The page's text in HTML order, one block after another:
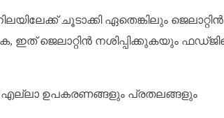
ചൂടാക്കി ഏതെങ്കിലും ജെലാറ്റിൻ
ഇത് ജെലാറ്റിൻ നശിപ്പിക്കുകയും
എല്ലാ ഉപകരണങ്ങളും പ്രതലങ്ങളും